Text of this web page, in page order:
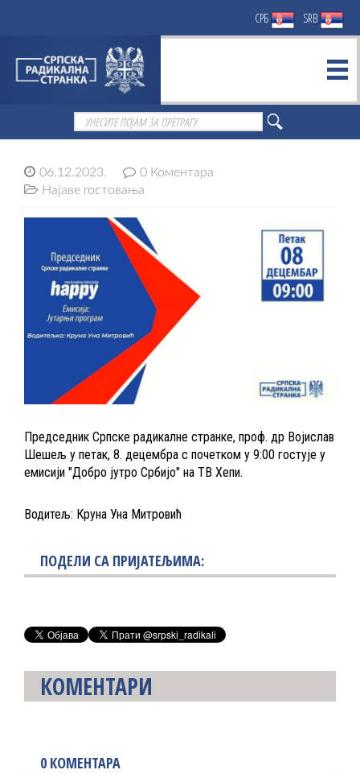
СРБ SRB
06.12.2023.
0 Коментара
Најаве гостовања
Председник Српске радикалне странке, проф. др Војислав
Шешељ у петак, 8. децембра с почетком у 9:00 гостује у
емисији "Добро јутро Србијо" на ТВ Хепи.
Водитељ: Круна Уна Митровић
ПОДЕЛИ СА ПРИЈАТЕЉИМА:
КОМЕНТАРИ
0 КОМЕНТАРА